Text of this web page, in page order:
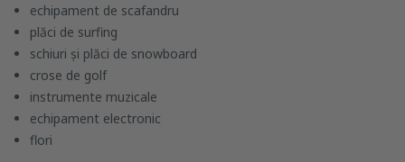
echipament de scafandru
plăci de surfing
schiuri și plăci de snowboard
crose de golf
instrumente muzicale
echipament electronic
flori